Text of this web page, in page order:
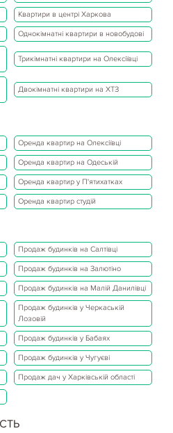
Квартири в центрі Харкова
Однокімнатні квартири в новобудові
Трикімнатні квартири на Олексіївці
Двокімнатні квартири на ХТЗ
Оренда квартир на Олексіївці
Оренда квартир на Одеській
Оренда квартир у П'ятихатках
Оренда квартир студій
Продаж будинків на Салтівці
Продаж будинків на Залютіно
Продаж будинків на Малій Данилівці
Продаж будинків у Черкаській
Лозовій
Продаж будинків у Бабаях
Продаж будинків у Чугуєві
Продаж дач у Харківській області